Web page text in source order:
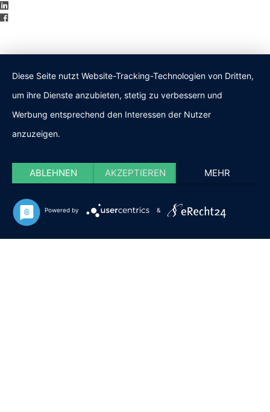
Diese Seite nutzt Website-Tracking-Technologien von Dritten,
um ihre Dienste anzubieten, stetig zu verbessern und
Werbung entsprechend den Interessen der Nutzer
anzuzeigen.
ABLEHNEN AKZEPTIEREN MEHR
Powered by &